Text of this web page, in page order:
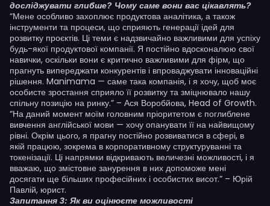
досліджувати глибше? Чому саме вони вас цікавлять?
“Мене особливо захоплює продуктова аналітика, а також
інструменти та процеси, що сприяють генерації ідей для
розвитку проєктів. Ці теми є надзвичайно важливими для успіху
будь-якої продуктової компанії. Я постійно вдосконалюю свої
навички, оскільки вони є критично важливими для фірм, що
прагнуть випереджати конкурентів і впроваджувати інноваційні
рішення. Manimama — саме така компанія, і я хочу, щоб моє
особисте зростання сприяло її розвитку та зміцнювало нашу
спільну позицію на ринку.” – Ася Воробйова, Head of Growth.
“На даний момент моїм головним пріоритетом є поглиблене
вивчення англійської мови — хочу опанувати її на найвищому
рівні. Окрім цього, я прагну постійно розвиватися в сфері, в
якій працюю, зокрема в корпоративному структуруванні та
токенізації. Ці напрямки відкривають величезні можливості, і я
вважаю, що змістовне занурення в них допоможе мені
досягати ще більших професійних і особистих висот.” – Юрій
Павлій, юрист.
Запитання 3: Як ви оцінюєте можливості